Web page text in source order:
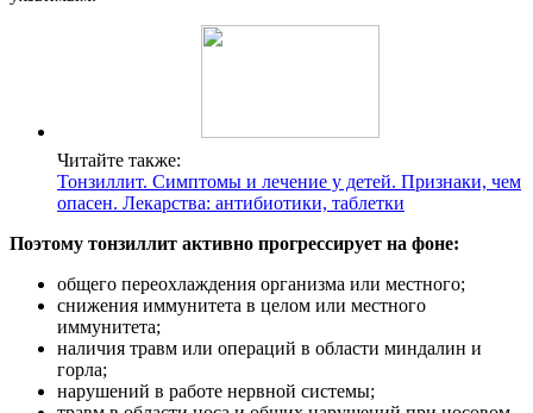
Читайте также:
Тонзиллит. Симптомы и лечение у детей. Признаки, чем
опасен. Лекарства: антибиотики, таблетки
Поэтому тонзиллит активно прогрессирует на фоне:
общего переохлаждения организма или местного;
снижения иммунитета в целом или местного
иммунитета;
наличия травм или операций в области миндалин и
горла;
нарушений в работе нервной системы;